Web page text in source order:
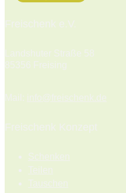
Freischenk e.V.
Landshuter Straße 58
85356 Freising
Mail: info@freischenk.de
Freischenk Konzept
Schenken
Teilen
Tauschen